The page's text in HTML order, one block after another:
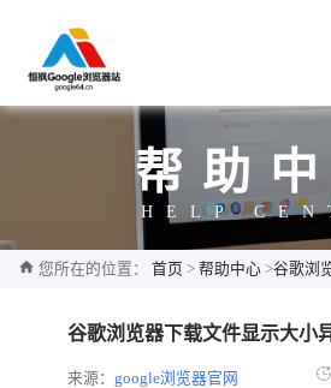
帮助
HELP
您所在的位置： 首页 > 帮助中心 >谷歌浏览器
谷歌浏览器下载文件显示大小
来源：google浏览器官网